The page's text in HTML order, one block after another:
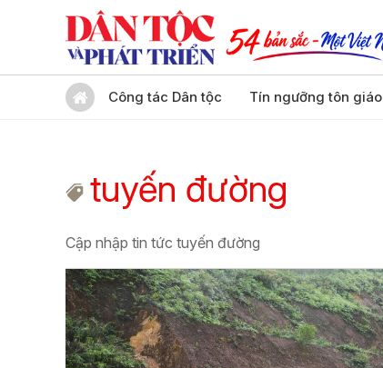
Công tác Dân tộc Tín ngưỡng tôn giáo
tuyến đường
Cập nhập tin tức tuyến đường